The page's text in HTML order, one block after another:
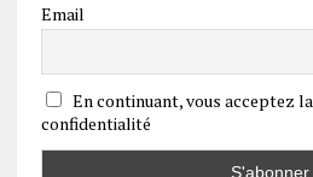
Email
En continuant, vous acceptez
confidentialité